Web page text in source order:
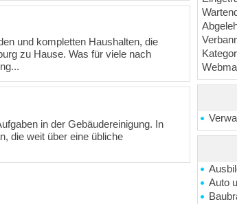
Auto
und kompletten Haushalten, die
zu Hause. Was für viele nach
in der Gebäudereinigung. In
die weit über eine übliche